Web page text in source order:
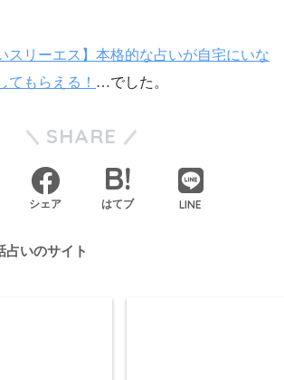
スリーエス】本格的な占いが自宅にいな
てもらえる！ …でした。
SHARE
シェア はてブ LINE
占いのサイト